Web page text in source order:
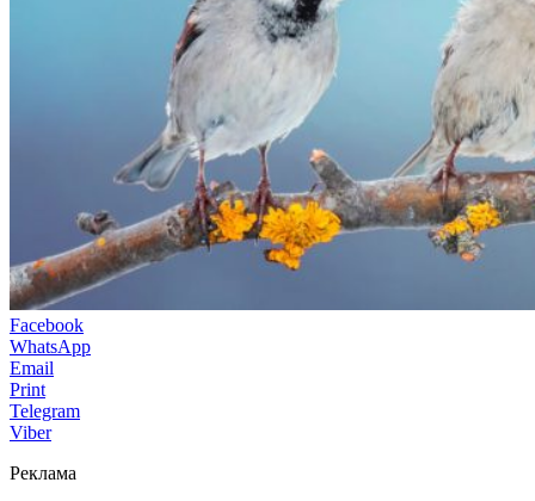
Facebook
WhatsApp
Email
Print
Telegram
Viber
Реклама